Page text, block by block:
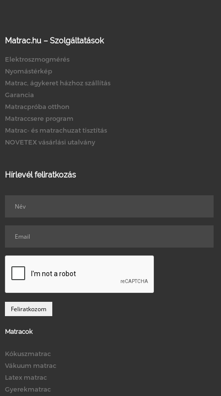
Matrac.hu – Szolgáltatások
Elektroszmogmérés
Nyomástérkép
Matrac, ágykeret házhoz szállítás
Garancia
Matracpróba otthon
Matraccsere program
Matrac- és matrachuzat tisztítás
NOVETEX vásárlási utalvány
Hírlevél feliratkozás
Matracok
Kókuszmatrac
Vákuum matrac
Latex matrac
Gyerekmatrac